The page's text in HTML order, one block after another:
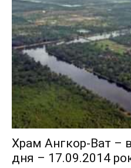
Храм Ангкор-Ват –
дня – 17.09.2014